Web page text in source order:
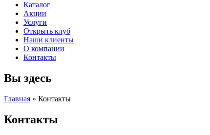
Каталог
Акции
Услуги
Открыть клуб
Наши клиенты
О компании
Контакты
Вы здесь
Главная » Контакты
Контакты